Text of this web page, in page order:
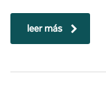
leer más